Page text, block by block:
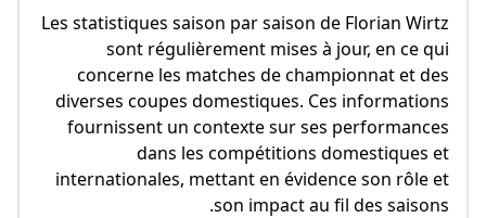
Les statistiques saison par saison de Florian Wirtz
sont régulièrement mises à jour, en ce qui
concerne les matches de championnat et des
diverses coupes domestiques. Ces informations
fournissent un contexte sur ses performances
dans les compétitions domestiques et
internationales, mettant en évidence son rôle et
son impact au fil des saisons.